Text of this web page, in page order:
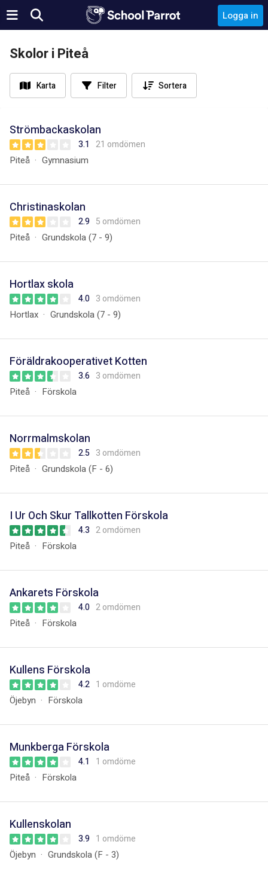
Logga in
Skolor i Piteå
Karta Filter Sortera
Strömbackaskolan
3.1 21 omdömen
Piteå Gymnasium
Christinaskolan
2.9 5 omdömen
Piteå Grundskola (7 - 9)
Hortlax skola
4.0 3 omdömen
Hortlax Grundskola (7 - 9)
Föräldrakooperativet Kotten
3.6 3 omdömen
Piteå Förskola
Norrmalmskolan
2.5 3 omdömen
Piteå Grundskola (F - 6)
I Ur Och Skur Tallkotten Förskola
4.3 2 omdömen
Piteå Förskola
Ankarets Förskola
4.0 2 omdömen
Piteå Förskola
Kullens Förskola
4.2 1 omdöme
Öjebyn Förskola
Munkberga Förskola
4.1 1 omdöme
Piteå Förskola
Kullenskolan
3.9 1 omdöme
Öjebyn Grundskola (F - 3)